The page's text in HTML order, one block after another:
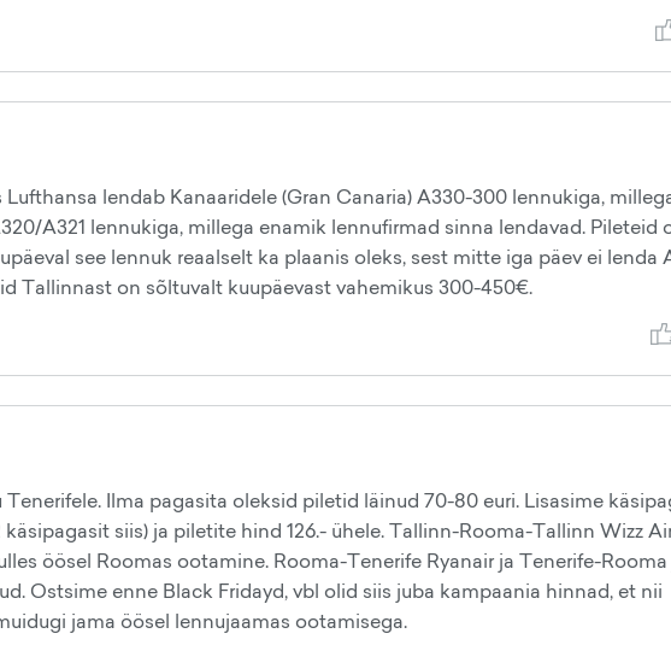
lendab Kanaaridele (Gran Canaria) A330-300 lennukiga,
A321 lennukiga, millega enamik lennufirmad sinna lendavad. Pileteid
see lennuk reaalselt ka plaanis oleks, sest mitte iga päev ei lenda
Tallinnast on sõltuvalt kuupäevast vahemikus 300-450€.
Ilma pagasita oleksid piletid läinud 70-80 euri. Lisasime
siis) ja piletite hind 126.- ühele. Tallinn-Rooma-Tallinn Wizz
öösel Roomas ootamine. Rooma-Tenerife Ryanair ja Tenerife-
Ostsime enne Black Fridayd, vbl olid siis juba kampaania hinnad, et nii
jama öösel lennujaamas ootamisega.